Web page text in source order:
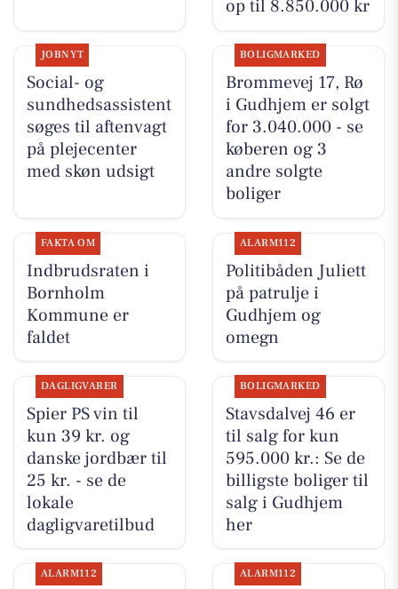
op til 8.850.000 kr
JOBNYT
Social- og
sundhedsassistent
søges til aftenvagt
på plejecenter
med skøn udsigt
BOLIGMARKED
Brommevej 17, Rø
i Gudhjem er solgt
for 3.040.000 - se
køberen og 3
andre solgte
boliger
FAKTA OM
Indbrudsraten i
Bornholm
Kommune er
faldet
ALARM112
Politibåden Juliett
på patrulje i
Gudhjem og
omegn
DAGLIGVARER
Spier PS vin til
kun 39 kr. og
danske jordbær til
25 kr. - se de
lokale
dagligvaretilbud
BOLIGMARKED
Stavsdalvej 46 er
til salg for kun
595.000 kr.: Se de
billigste boliger til
salg i Gudhjem
her
ALARM112 ALARM112